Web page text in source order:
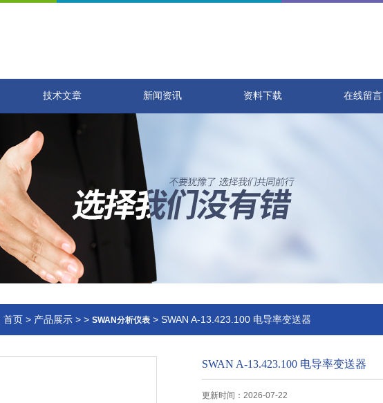
技术文章 新闻资讯 资料下载 在线留言
首页 > 产品展示 > > SWAN分析仪表 > SWAN A-13.423.100 电导率变送器
SWAN A-13.423.100 电导率变送器
更新时间：2026-07-22